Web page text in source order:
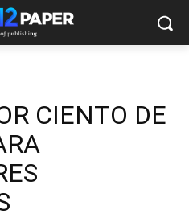
CIENTO DE